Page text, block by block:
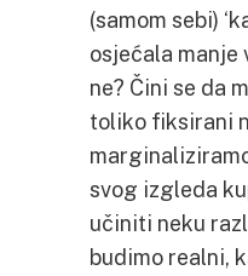
(samom sebi)
osjećala manje
ne? Čini se da
toliko fiksirani
svog izgleda
učiniti neku
budimo realni,